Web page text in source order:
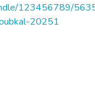
123456789/
20251